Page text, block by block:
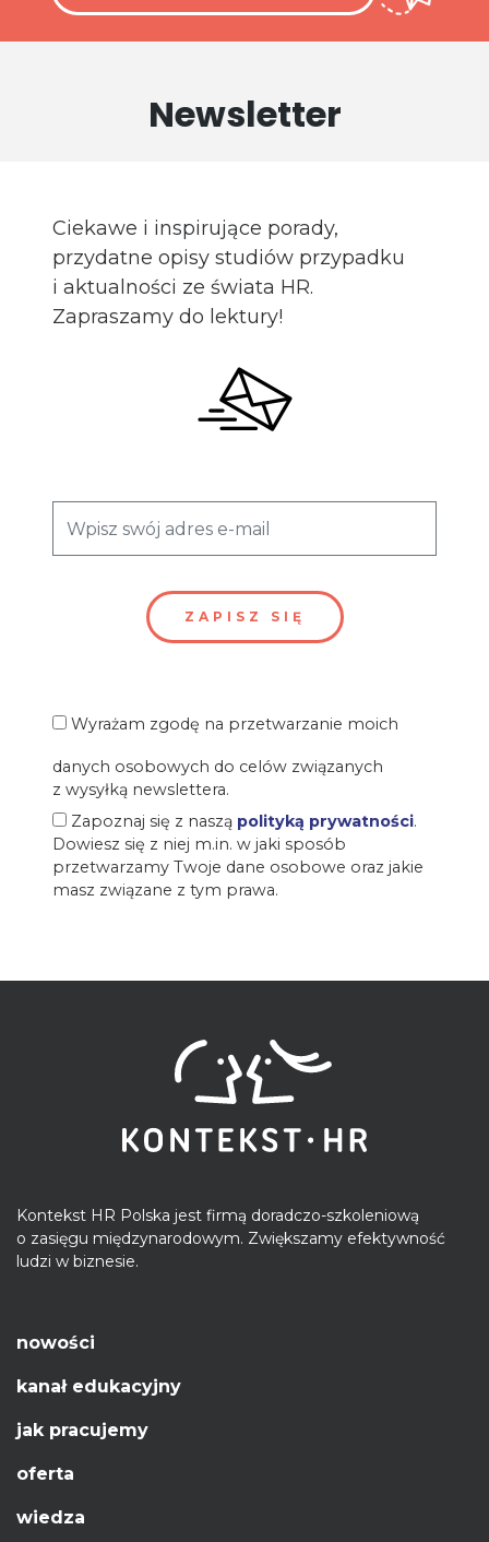
Newsletter
Ciekawe i inspirujące porady,
przydatne opisy studiów przypadku
i aktualności ze świata HR.
Zapraszamy do lektury!
Wyrażam zgodę na przetwarzanie moich
danych osobowych do celów związanych
z wysyłką newslettera.
Zapoznaj się z naszą polityką prywatności.
Dowiesz się z niej m.in. w jaki sposób
przetwarzamy Twoje dane osobowe oraz jakie
masz związane z tym prawa.
Kontekst HR Polska jest firmą doradczo-szkoleniową
o zasięgu międzynarodowym. Zwiększamy efektywność
ludzi w biznesie.
nowości
kanał edukacyjny
jak pracujemy
oferta
wiedza